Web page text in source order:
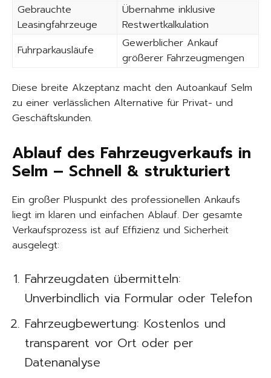
Gebrauchte
Leasingfahrzeuge
Übernahme inklusive
Restwertkalkulation
Fuhrparkausläufe
Gewerblicher Ankauf
größerer Fahrzeugmengen
Diese breite Akzeptanz macht den Autoankauf Selm
zu einer verlässlichen Alternative für Privat- und
Geschäftskunden.
Ablauf des Fahrzeugverkaufs in
Selm – Schnell & strukturiert
Ein großer Pluspunkt des professionellen Ankaufs
liegt im klaren und einfachen Ablauf. Der gesamte
Verkaufsprozess ist auf Effizienz und Sicherheit
ausgelegt:
Fahrzeugdaten übermitteln:
Unverbindlich via Formular oder Telefon
Fahrzeugbewertung: Kostenlos und
transparent vor Ort oder per
Datenanalyse